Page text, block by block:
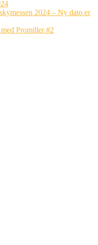
2024 – Ny dato er
Promiller #2